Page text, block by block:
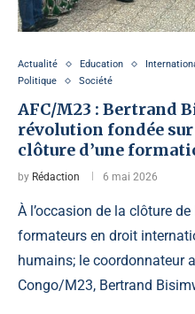
Actualité Education
Politique
Société
AFC/M23 : Bertrand
révolution fondée
clôture d’une
by Rédaction 6 mai 2026
À l’occasion de la clôture
formateurs en droit
humains; le coordonnateur
Congo/M23, Bertrand